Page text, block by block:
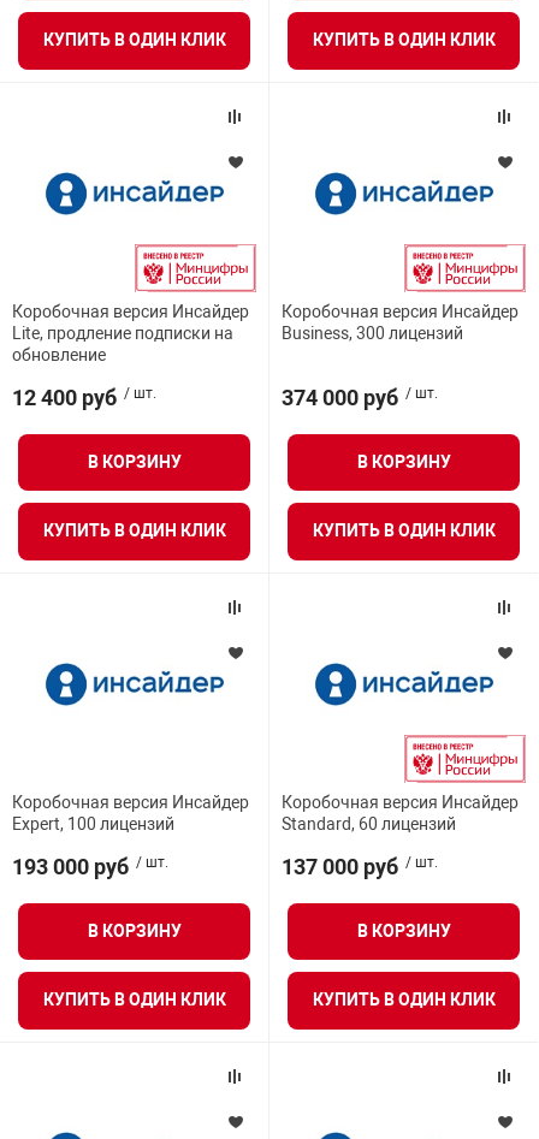
сигнализации
оборудование
КУПИТЬ В ОДИН КЛИК КУПИТЬ В ОДИН КЛИК
Коробочная версия Инсайдер
Lite, продление подписки на
обновление
12 400 руб / шт.
В КОРЗИНУ
КУПИТЬ В ОДИН КЛИК
Коробочная версия Инсайдер
Business, 300 лицензий
374 000 руб / шт.
В КОРЗИНУ
КУПИТЬ В ОДИН КЛИК
Коробочная версия Инсайдер
Expert, 100 лицензий
193 000 руб / шт.
В КОРЗИНУ
КУПИТЬ В ОДИН КЛИК
Коробочная версия Инсайдер
Standard, 60 лицензий
137 000 руб / шт.
В КОРЗИНУ
КУПИТЬ В ОДИН КЛИК